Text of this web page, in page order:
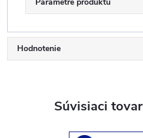
Hodnotenie
Súvisiaci tovar